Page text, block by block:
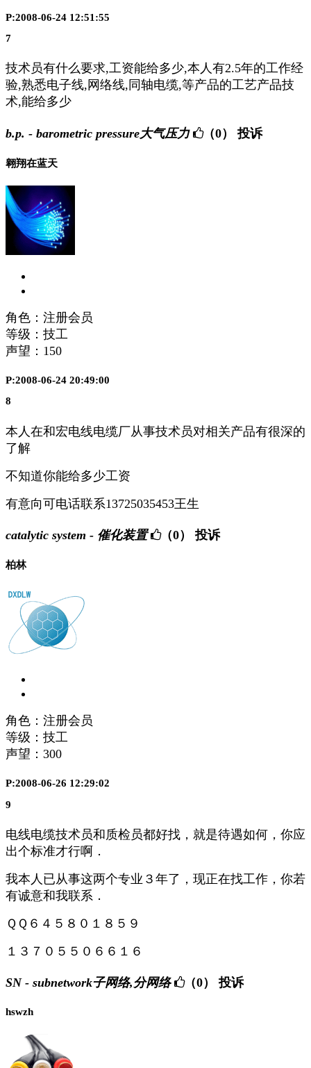
P:2008-06-24 12:51:55
7
技术员有什么要求,工资能给多少,本人有2.5年的工作经
验,熟悉电子线,网络线,同轴电缆,等产品的工艺产品技
术,能给多少
b.p. - barometric pressure大气压力 （0） 投诉
翱翔在蓝天
角色：注册会员
等级：技工
声望： 150
P:2008-06-24 20:49:00
8
本人在和宏电线电缆厂从事技术员对相关产品有很深的
了解
不知道你能给多少工资
有意向可电话联系13725035453王生
catalytic system - 催化装置 （0） 投诉
柏林
角色：注册会员
等级：技工
声望： 300
P:2008-06-26 12:29:02
9
电线电缆技术员和质检员都好找，就是待遇如何，你应
出个标准才行啊．
我本人已从事这两个专业３年了，现正在找工作，你若
有诚意和我联系．
ＱＱ６４５８０１８５９
１３７０５５０６６１６
SN - subnetwork子网络,分网络 （0） 投诉
hswzh